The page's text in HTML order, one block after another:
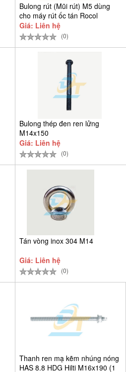
Bulong rút (Mũi rút) M5 dùng
cho máy rút ốc tán Rocol
Giá: Liên hệ
(0)
Bulong thép đen ren lửng
M14x150
Giá: Liên hệ
(0)
Tán vòng inox 304 M14
Giá: Liên hệ
(0)
Thanh ren mạ kẽm nhúng nóng
HAS 8.8 HDG Hilti M16x190 (1